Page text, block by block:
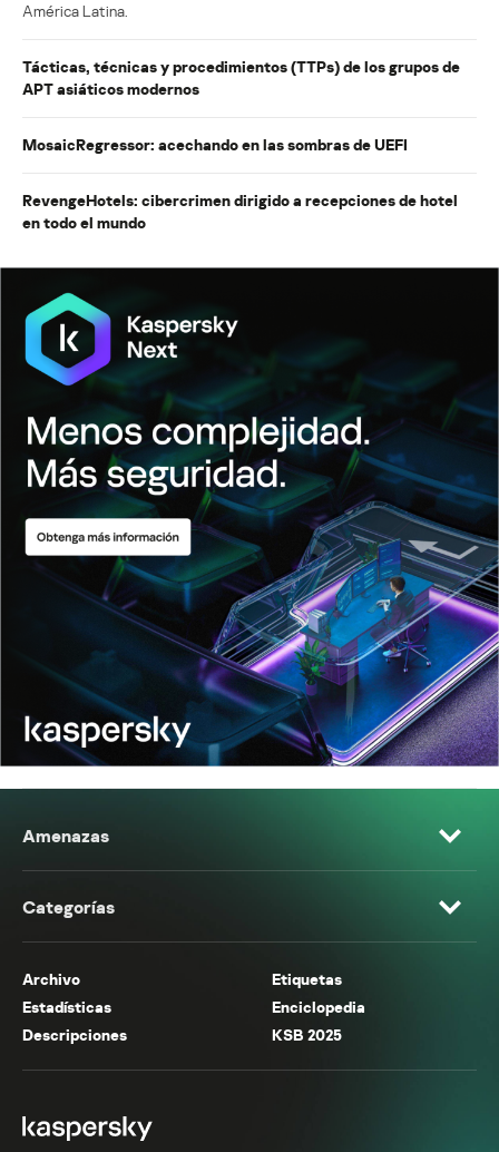
América Latina.
Tácticas, técnicas y procedimientos (TTPs) de los grupos de
APT asiáticos modernos
MosaicRegressor: acechando en las sombras de UEFI
RevengeHotels: cibercrimen dirigido a recepciones de hotel
en todo el mundo
Amenazas
Categorías
Archivo
Etiquetas
Estadísticas
Enciclopedia
Descripciones
KSB 2025